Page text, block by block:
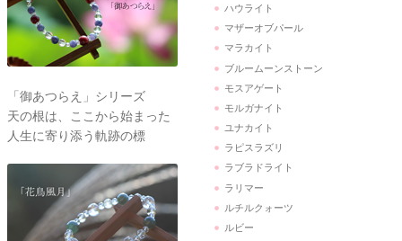
「御あつらえ」シリーズ
天の根は、ここから始まった
人生に寄り添う軌跡の標
ハウライト
マザーオブパール
マラカイト
ブルームーンストーン
モスアゲート
モルガナイト
ユナカイト
ラピスラズリ
ラブラドライト
ラリマー
ルチルクォーツ
ルビー